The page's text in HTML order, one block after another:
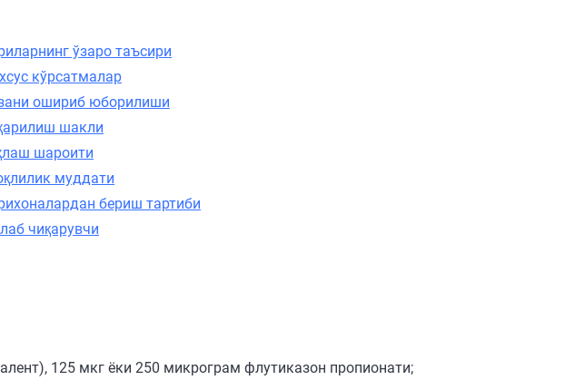
ўзаро таъсири
кўрсатмалар
ошириб юборилиши
шакли
шароити
муддати
бериш тартиби
чиқарувчи
125 мкг ёки 250 микрограм флутиказон пропионати;